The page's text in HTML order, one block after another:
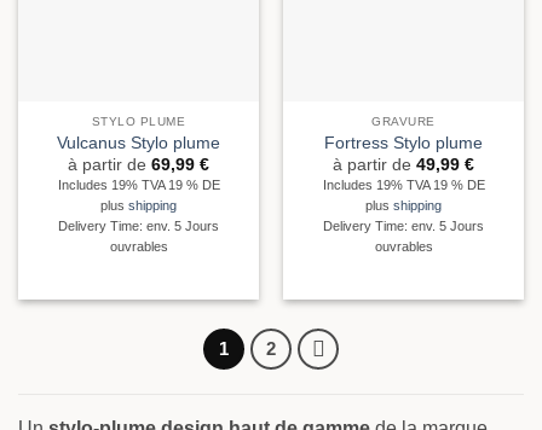
STYLO PLUME
Vulcanus Stylo plume
à partir de 69,99 €
Includes 19% TVA 19 % DE
plus shipping
Delivery Time: env. 5 Jours
ouvrables
GRAVURE
Fortress Stylo plume
à partir de 49,99 €
Includes 19% TVA 19 % DE
plus shipping
Delivery Time: env. 5 Jours
ouvrables
1 2